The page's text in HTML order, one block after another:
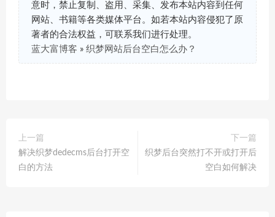
意时，禁止复制、盗用、采集、发布本站内容到任何
网站、书籍等各类媒体平台。如若本站内容侵犯了原
著者的合法权益，可联系我们进行处理。
蓝大富博客 » 织梦网站后台空白怎么办？
上一篇
解决织梦dedecms后台打开空
白的方法
下一篇
织梦后台突然打不开或打开后
空白如何解决